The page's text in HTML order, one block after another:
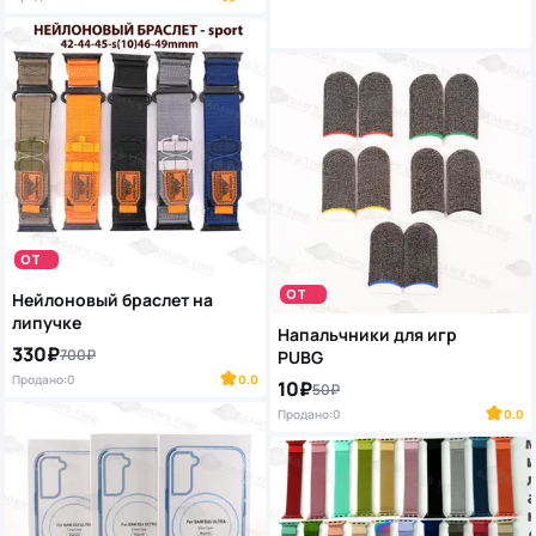
ОТ
Нейлоновый браслет на
липучке
330₽700₽
0.0
Продано:0
ОТ
Напальчники для игр
PUBG
10₽50₽
0.0
Продано:0